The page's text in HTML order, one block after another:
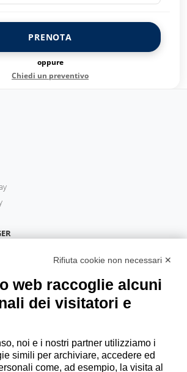
PRENOTA
oppure
Chiedi un preventivo
Rifiuta cookie non necessari ✕
web raccoglie alcuni
dei visitatori e
noi e i nostri partner utilizziamo i
simili per archiviare, accedere ed
come, ad esempio, la visita al